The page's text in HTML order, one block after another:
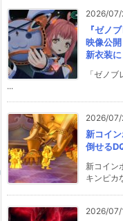
2026/
『ゼノ
映像公
新衣装
「ゼノ
...
2026/07/
新コイ
倒せる
新コイン
キンピカ
2026/07/